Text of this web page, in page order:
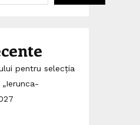
pentru selecția